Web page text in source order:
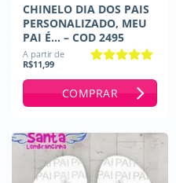
CHINELO DIA DOS PAIS
PERSONALIZADO, MEU
PAI É… – COD 2495
A partir de
R$11,99
COMPRAR